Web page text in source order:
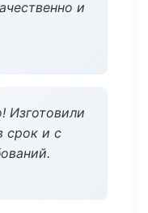
и
Изготовили
срок и с